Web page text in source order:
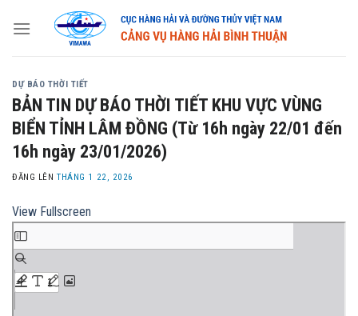
DỰ BÁO THỜI TIẾT
BẢN TIN DỰ BÁO THỜI TIẾT KHU VỰC VÙNG
BIỂN TỈNH LÂM ĐỒNG (Từ 16h ngày 22/01 đến
16h ngày 23/01/2026)
ĐĂNG LÊNTHÁNG 1 22, 2026
View Fullscreen